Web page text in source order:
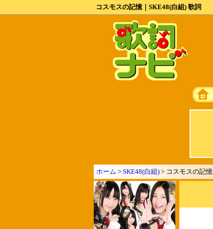
コスモスの記憶｜SKE48(白組) 歌詞
ホーム > SKE48(白組) > コスモスの記憶